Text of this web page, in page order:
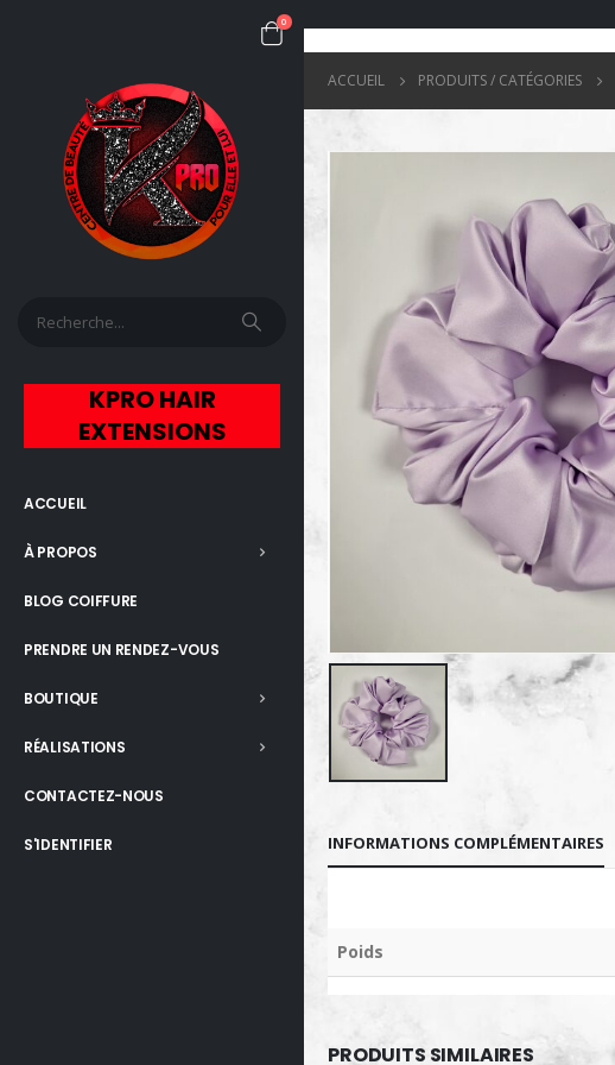
0
KPRO HAIR
EXTENSIONS
ACCUEIL
À PROPOS
BLOG COIFFURE
PRENDRE UN RENDEZ-VOUS
BOUTIQUE
RÉALISATIONS
CONTACTEZ-NOUS
S'IDENTIFIER
ACCUEIL PRODUITS / CATÉGORIES
INFORMATIONS COMPLÉMENTAIRES
Poids
PRODUITS SIMILAIRES